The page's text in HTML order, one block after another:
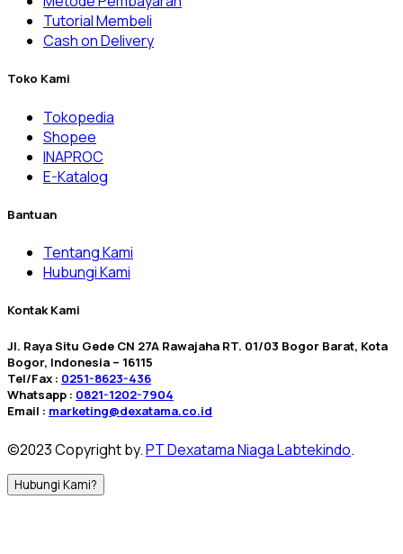
Tutorial Membeli
Cash on Delivery
Toko Kami
Tokopedia
Shopee
INAPROC
E-Katalog
Bantuan
Tentang Kami
Hubungi Kami
Kontak Kami
Jl. Raya Situ Gede CN 27A Rawajaha RT. 01/03 Bogor Barat, Kota
Bogor, Indonesia – 16115
Tel/Fax : 0251-8623-436
Whatsapp : 0821-1202-7904
Email : marketing@dexatama.co.id
©2023 Copyright by.PT Dexatama Niaga Labtekindo.
Hubungi Kami?